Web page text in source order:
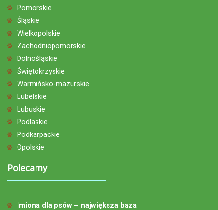
Pomorskie
Śląskie
Wielkopolskie
Zachodniopomorskie
Dolnośląskie
Świętokrzyskie
Warmińsko-mazurskie
Lubelskie
Lubuskie
Podlaskie
Podkarpackie
Opolskie
Polecamy
Imiona dla psów – największa baza